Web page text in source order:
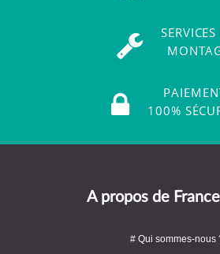
100%
A propos de
# Qui sommes-nous